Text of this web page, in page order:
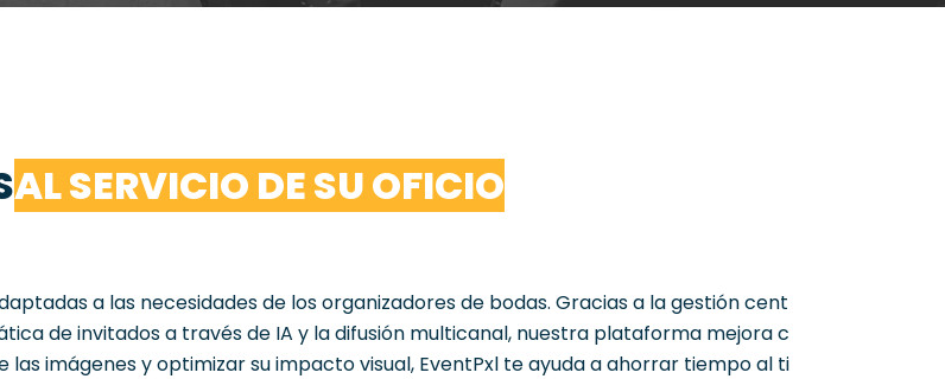
AL SERVICIO DE SU OFICIO
a las necesidadesde losorganizadoresde bodas. Graciasa lagestióncent
deinvitadosa travésde IA y ladifusión multicanal, nuestra plataforma mejorac
lasimágenesyoptimizarsuimpactovisual, EventPxl teayudaaahorrar tiempoal ti